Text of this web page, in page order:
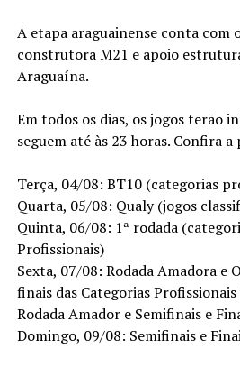
A etapa araguainense conta com
construtora M21 e apoio
Araguaína.
Em todos os dias, os jogos terão
seguem até às 23 horas. Confira
Terça, 04/08: BT10 (categorias
Quarta, 05/08: Qualy (jogos
Quinta, 06/08: 1ª rodada
Profissionais)
Sexta, 07/08: Rodada Amadora e
finais das Categorias
Rodada Amador e Semifinais e
Domingo, 09/08: Semifinais e